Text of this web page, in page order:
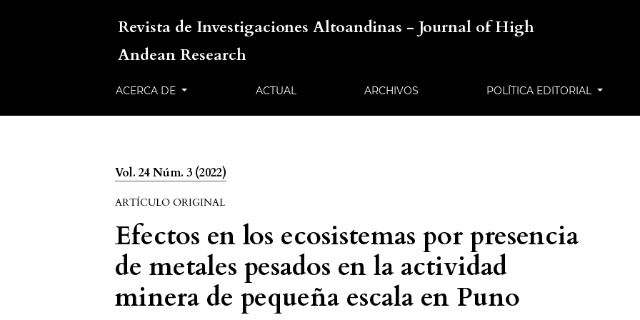
Revista de Investigaciones Altoandinas - Journal of High
Andean Research
ACERCA DE ACTUAL ARCHIVOS POLÍTICA EDITORIAL
Vol. 24 Núm. 3 (2022)
ARTÍCULO ORIGINAL
Efectos en los ecosistemas por presencia
de metales pesados en la actividad
minera de pequeña escala en Puno